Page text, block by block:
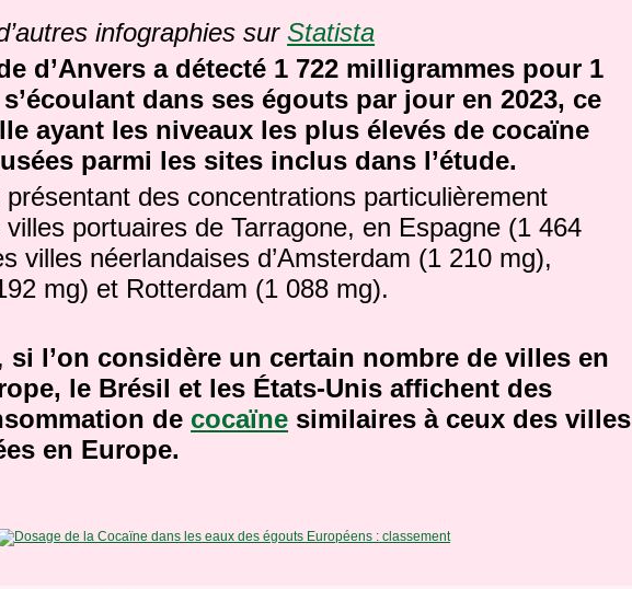
infographies surStatista
d’Anvers a détecté 1 722 milligrammes pour 1
dans ses égouts par jour en 2023, ce
ayant les niveaux les plus élevés de cocaïne
parmi les sites inclus dans l’étude.
des concentrations particulièrement
portuaires de Tarragone, en Espagne (1 464
villes néerlandaises d’Amsterdam (1 210 mg),
mg) et Rotterdam (1 088 mg).
si l’on considère un certain nombre de villes en
le Brésil et les États-Unis affichent des
de cocaïne similaires à ceux des villes
en Europe.